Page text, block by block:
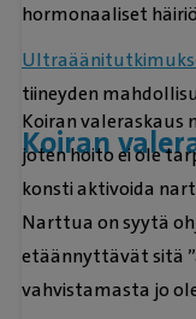
hormonaaliset
tiineyden
Koiran
Koiran valeraskaus
joten hoito ei ole
konsti aktivoida
Narttua on syytä
etäännyttävät sitä
vahvistamasta jo